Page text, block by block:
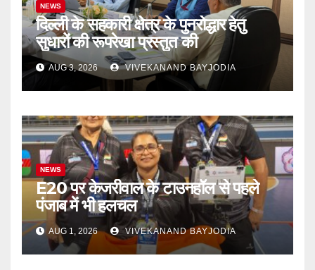
NEWS
दिल्ली के सहकारी क्षेत्र के पुनरोद्धार हेतु
सुधारों की रूपरेखा प्रस्तुत की
AUG 3, 2026 VIVEKANAND BAYJODIA
NEWS
E20 पर केजरीवाल के टाउनहॉल से पहले
पंजाब में भी हलचल
AUG 1, 2026 VIVEKANAND BAYJODIA